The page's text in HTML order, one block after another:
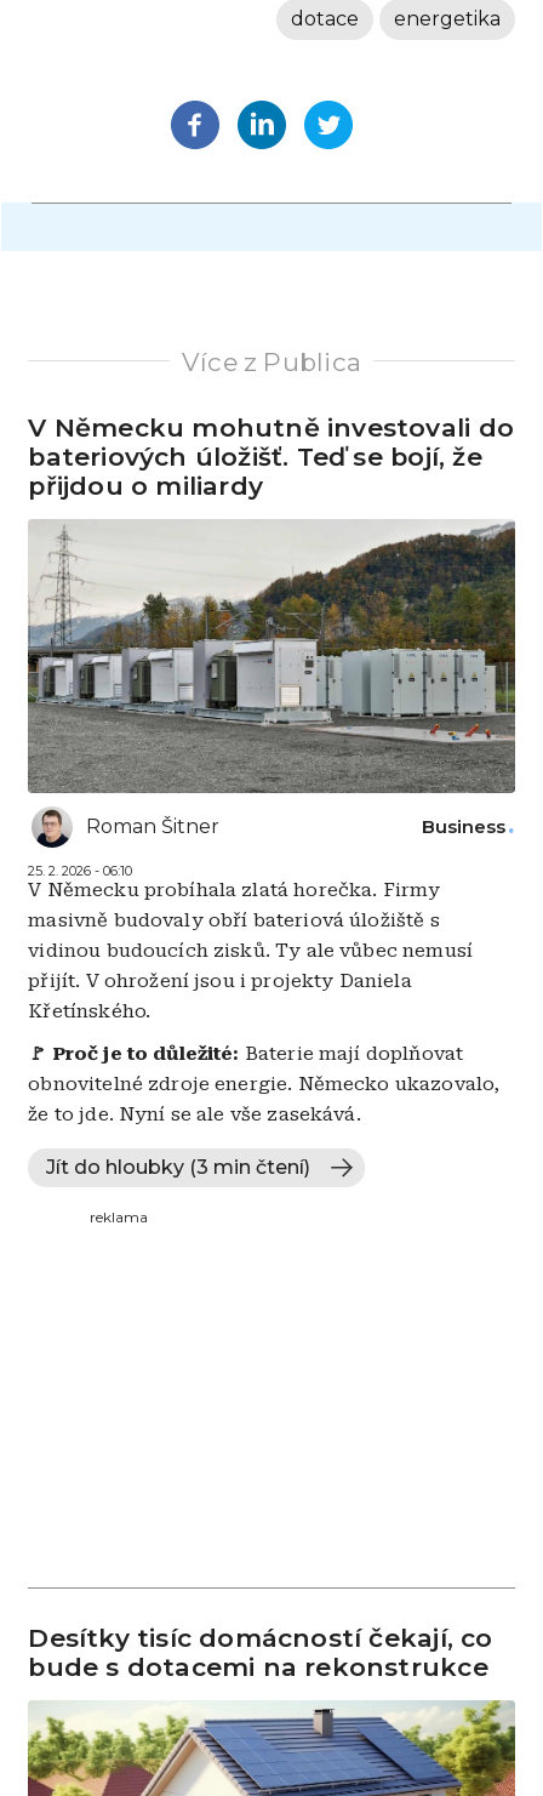
energetika
dotace
Více z Publica
V Německu mohutně investovali do
bateriových úložišť. Teď se bojí, že
přijdou o miliardy
Roman Šitner
25. 2. 2026 - 06:10
Business
V Německu probíhala zlatá horečka. Firmy
masivně budovaly obří bateriová úložiště s
vidinou budoucích zisků. Ty ale vůbec nemusí
přijít. V ohrožení jsou i projekty Daniela
Křetínského.
🚩 Proč je to důležité: Baterie mají doplňovat
obnovitelné zdroje energie. Německo ukazovalo,
že to jde. Nyní se ale vše zasekává.
Jít do hloubky (3 min čtení)
reklama
Desítky tisíc domácností čekají, co
bude s dotacemi na rekonstrukce